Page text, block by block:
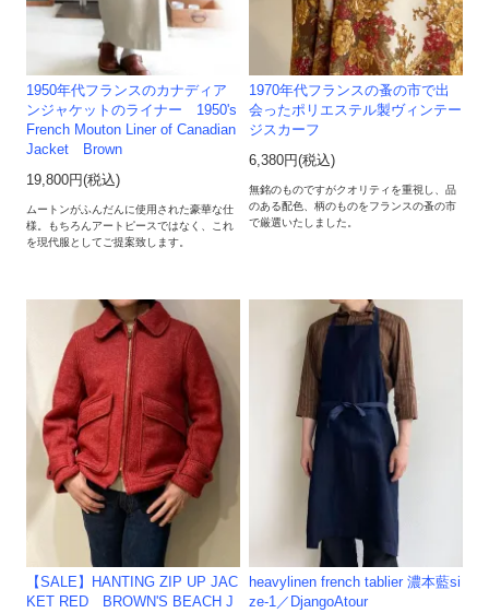
1950年代フランスのカナディア
ンジャケットのライナー 1950's
French Mouton Liner of Canadian
Jacket Brown
19,800円(税込)
ムートンがふんだんに使用された豪華な仕
様。もちろんアートピースではなく、これ
を現代服としてご提案致します。
1970年代フランスの蚤の市で出
会ったポリエステル製ヴィンテー
ジスカーフ
6,380円(税込)
無銘のものですがクオリティを重視し、品
のある配色、柄のものをフランスの蚤の市
で厳選いたしました。
【SALE】HANTING ZIP UP JAC
KET RED BROWN'S BEACH J
heavylinen french tablier 濃本藍si
ze-1／DjangoAtour